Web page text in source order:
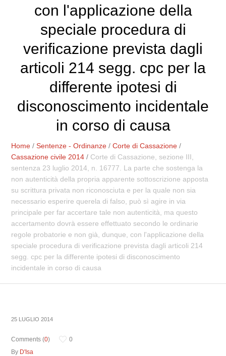
con l'applicazione della
speciale procedura di
verificazione prevista dagli
articoli 214 segg. cpc per la
differente ipotesi di
disconoscimento incidentale
in corso di causa
Home /Sentenze - Ordinanze /Corte di Cassazione /
Cassazione civile 2014 / Corte di Cassazione, sezione III,
sentenza 23 luglio 2014, n. 16777. La parte che sostenga la
non autenticità della propria apparente sottoscrizione apposta
su scrittura privata non riconosciuta e per la quale non sia
necessario esperire querela di falso, può sì agire in via
principale per far accertare tale non autenticità, ma questo
accertamento dovrà essere effettuato secondo le ordinarie
regole probatorie e non già, dunque, con l'applicazione della
speciale procedura di verificazione prevista dagli articoli 214
segg. cpc per la differente ipotesi di disconoscimento
incidentale in corso di causa
25 LUGLIO 2014
Comments (0)
0
By D'Isa